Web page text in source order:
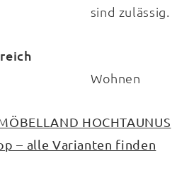
sind zulässig.
Wohnen
HOCHTAUNUS
– alle Varianten finden